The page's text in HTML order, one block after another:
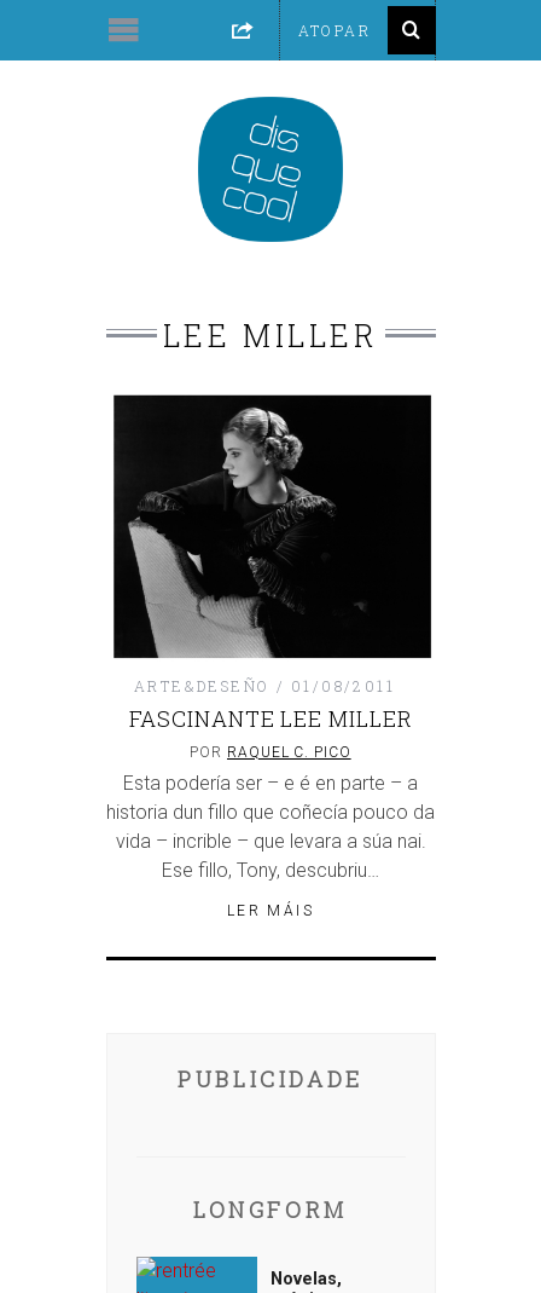
LEE MILLER
ARTE&DESEÑO 01/08/2011
FASCINANTE LEE MILLER
POR RAQUEL C. PICO
Esta podería ser – e é en parte – a
historia dun fillo que coñecía pouco da
vida – incrible – que levara a súa nai.
Ese fillo, Tony, descubriu…
LER MÁIS
PUBLICIDADE
LONGFORM
Novelas,